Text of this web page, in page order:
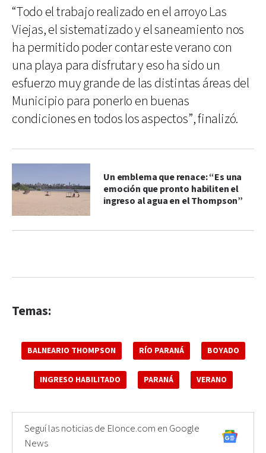
“Todo el trabajo realizado en el arroyo Las
Viejas, el sistematizado y el saneamiento nos
ha permitido poder contar este verano con
una playa para disfrutar y eso ha sido un
esfuerzo muy grande de las distintas áreas del
Municipio para ponerlo en buenas
condiciones en todos los aspectos”, finalizó.
Un emblema que renace: “Es una
emoción que pronto habiliten el
ingreso al agua en el Thompson”
Temas:
BALNEARIO THOMPSON RÍO PARANÁ BOYADO
INGRESO HABILITADO PARANÁ VERANO
Seguí las noticias de Elonce.com en Google
News